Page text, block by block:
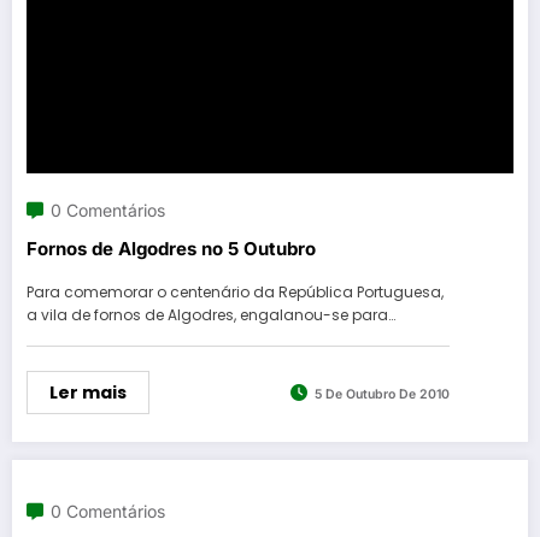
0 Comentários
Fornos de Algodres no 5 Outubro
Para comemorar o centenário da República Portuguesa,
a vila de fornos de Algodres, engalanou-se para…
Ler mais 5 De Outubro De 2010
0 Comentários